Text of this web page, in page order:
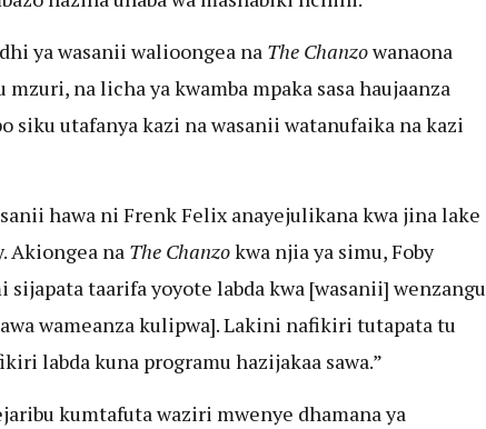
ya wasanii walioongea na The Chanzowanaona
na licha ya kwamba mpaka sasa haujaanza
siku utafanya kazi na wasanii watanufaika na kazi
hawa ni Frenk Felix anayejulikana kwa jina lake
Akiongea na The Chanzokwa njia ya simu, Foby
sijapata taarifa yoyote labda kwa [wasanii] wenzangu
wameanza kulipwa]. Lakini nafikiri tutapata tu
labda kuna programu hazijakaa sawa.”
kumtafuta waziri mwenye dhamana ya